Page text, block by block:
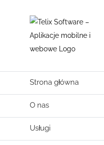
Strona główna
O nas
Usługi